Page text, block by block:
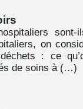
on
: ce
de soins à (…)